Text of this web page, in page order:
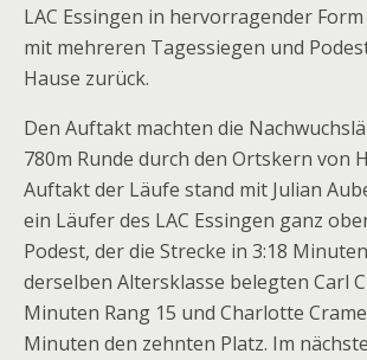
LAC Essingen in hervorragender
mit mehreren Tagessiegen und
Hause zurück.
Den Auftakt machten die
780m Runde durch den Ortskern von
Auftakt der Läufe stand mit Julian
ein Läufer des LAC Essingen ganz
Podest, der die Strecke in 3:18
derselben Altersklasse belegten Carl
Minuten Rang 15 und Charlotte
Minuten den zehnten Platz. Im